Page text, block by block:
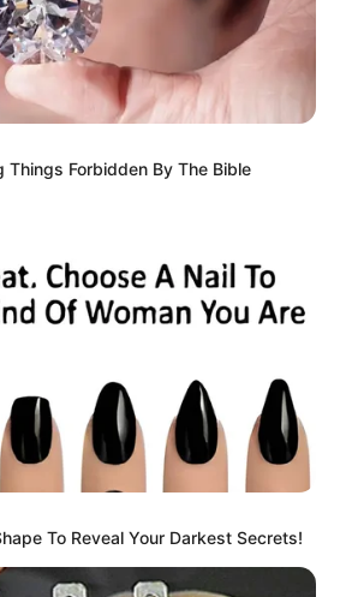
figyelték a nőt, tekintetük egy
a kölyökről. Úgy tűnt, a következő
vége lesz…
amire senki sem számított… 🫣😱
Things Forbidden By The Bible
To Reveal Your Darkest Secrets!